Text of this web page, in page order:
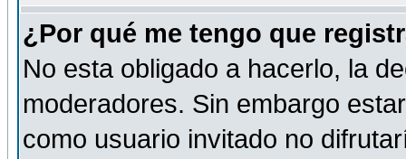
¿Por qué me tengo que
No esta obligado a hacerlo, la
moderadores. Sin embargo
como usuario invitado no